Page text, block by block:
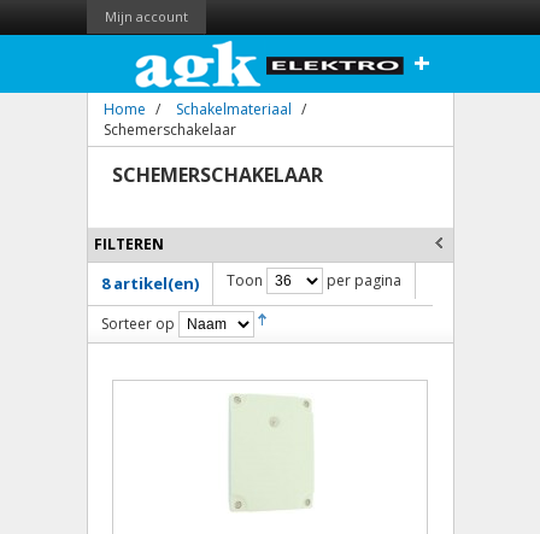
Mijn account
+
Home / Schakelmateriaal /
Schemerschakelaar
SCHEMERSCHAKELAAR
FILTEREN
8 artikel(en) Toon per pagina
Sorteer op